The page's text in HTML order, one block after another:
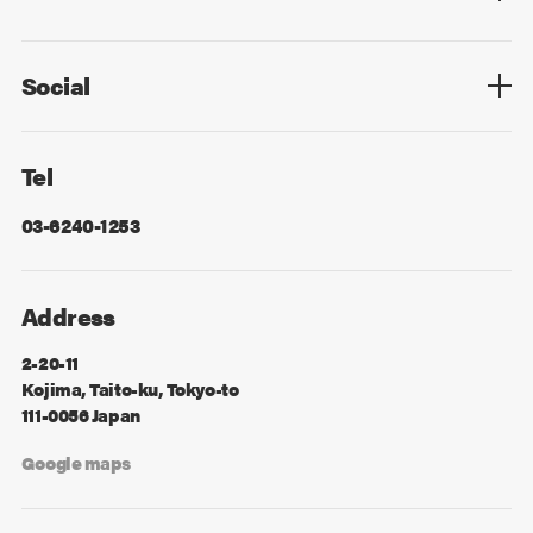
Social
Tel
03-6240-1253
Address
2-20-11
Kojima, Taito-ku, Tokyo-to
111-0056 Japan
Google maps